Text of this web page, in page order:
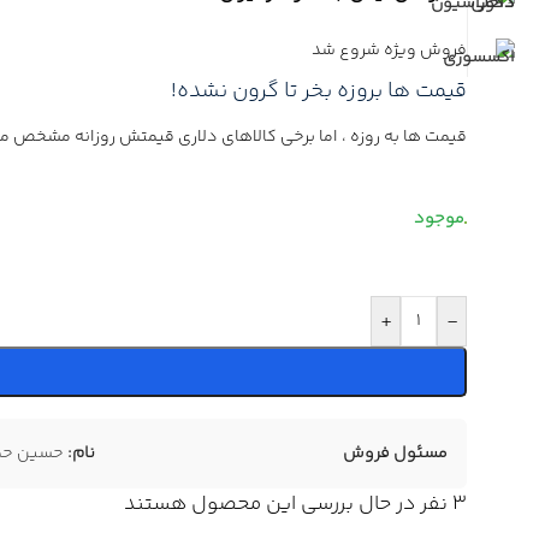
فروش ویژه شروع شد
قیمت ها بروزه بخر تا گرون نشده!
قیمت ها به روزه ، اما برخی کالاهای دلاری قیمتش روزانه مشخص
-
+
مسئول فروش نام: حسین
3 نفر در حال بررسی این محصول هستند